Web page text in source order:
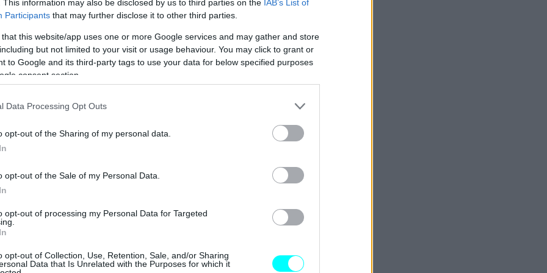
This information may also be disclosed by us to third parties on the IAB’s List of
Participants that may further disclose it to other third parties.
that this website/app uses one or more Google services and may gather and store
but not limited to your visit or usage behaviour. You may click to grant or
to Google and its third-party tags to use your data for below specified purposes
consent section.
Data Processing Opt Outs
opt-out of the Sharing of my personal data.
opt-out of the Sale of my Personal Data.
opt-out of processing my Personal Data for Targeted
opt-out of Collection, Use, Retention, Sale, and/or Sharing
Data that Is Unrelated with the Purposes for which it
στις χώρες που υιοθετούν ένα αυστηρότερο
σχετικά με πρόστιμα και ποινές στον τομέα